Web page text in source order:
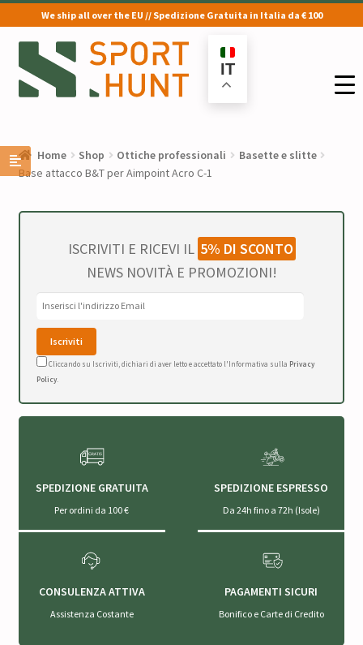
We ship all over the EU // Spedizione Gratuita in Italia da € 100
Vai
alla
navigazione
Vai
al
contenuto
IT
Home Shop Ottiche professionali
Basette e slitte
Base attacco B&T per Aimpoint Acro C-1
ISCRIVITI E RICEVI IL 5% DI SCONTO
NEWS NOVITÀ E PROMOZIONI!
Cliccando su Iscriviti, dichiari di aver letto e accettato l'Informativa sulla Privacy
Policy.
SPEDIZIONE GRATUITA
Per ordini da 100 €
SPEDIZIONE ESPRESSO
Da 24h fino a 72h (Isole)
CONSULENZA ATTIVA
Assistenza Costante
PAGAMENTI SICURI
Bonifico e Carte di Credito